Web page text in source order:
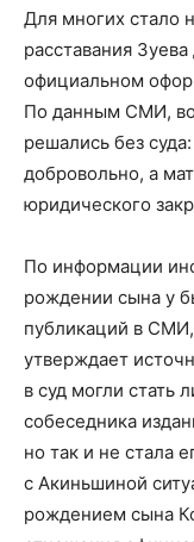
Для многих стало
расставания
официальном
По данным СМИ,
решались без
добровольно, а
юридического
По информации
рождении сына у
публикаций в СМИ,
утверждает
в суд могли стать
собеседника
но так и не стала
с Акиньшиной
рождением сына